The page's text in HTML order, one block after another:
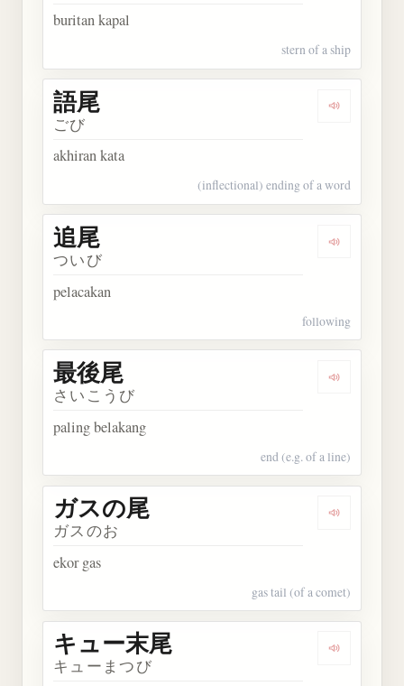
buritan kapal
stern of a ship
Dengarkan
語尾
ごび
akhiran kata
(inflectional) ending of a word
Dengarkan
追尾
ついび
pelacakan
following
Dengarkan
最後尾
さいこうび
paling belakang
end (e.g. of a line)
Dengarkan
ガスの尾
ガスのお
ekor gas
gas tail (of a comet)
Dengarkan
キュー末尾
キューまつび